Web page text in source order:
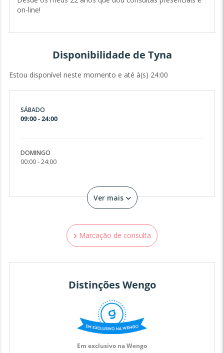
on-line!
Disponibilidade de Tyna
Estou disponível neste momento e até à(s) 24:00
SÁBADO
09:00 - 24:00
DOMINGO
00:00 - 24:00
Ver mais
Marcação de consulta
Distinções Wengo
Em exclusivo na Wengo